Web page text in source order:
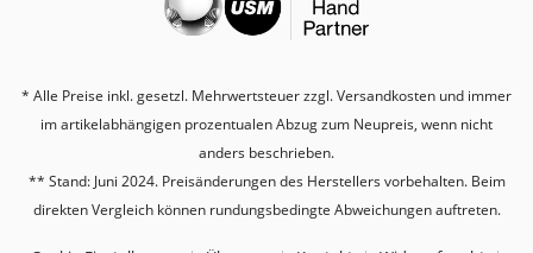
* Alle Preise inkl. gesetzl. Mehrwertsteuer zzgl.Versandkosten und immer
im artikelabhängigen prozentualen Abzug zum Neupreis, wenn nicht
anders beschrieben.
** Stand: Juni 2024. Preisänderungen des Herstellers vorbehalten. Beim
direkten Vergleich können rundungsbedingte Abweichungen auftreten.